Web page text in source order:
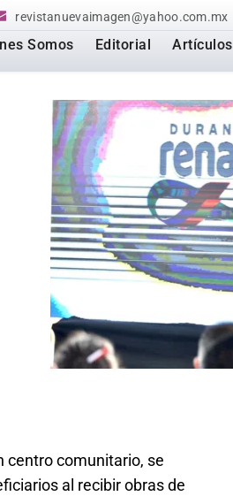
revistanuevaimagen@yahoo.com.mx
Somos Editorial Artículos
centro comunitario, se
al recibir obras de